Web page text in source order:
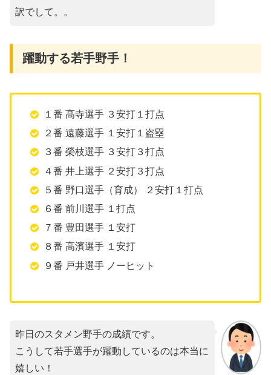
訳でして。。
躍動する若手野手！
１番 髙寺選手 ３安打１打点
２番 遠藤選手 １安打１盗塁
３番 榮枝選手 ３安打３打点
４番 井上選手 ２安打３打点
５番 野口選手（育成） ２安打１打点
６番 前川選手 １打点
７番 豊田選手 １安打
８番 高濱選手 １安打
９番 戸井選手 ノーヒット
昨日のスタメン野手の成績です。
こうして若手選手が躍動しているのは本当に
嬉しい！